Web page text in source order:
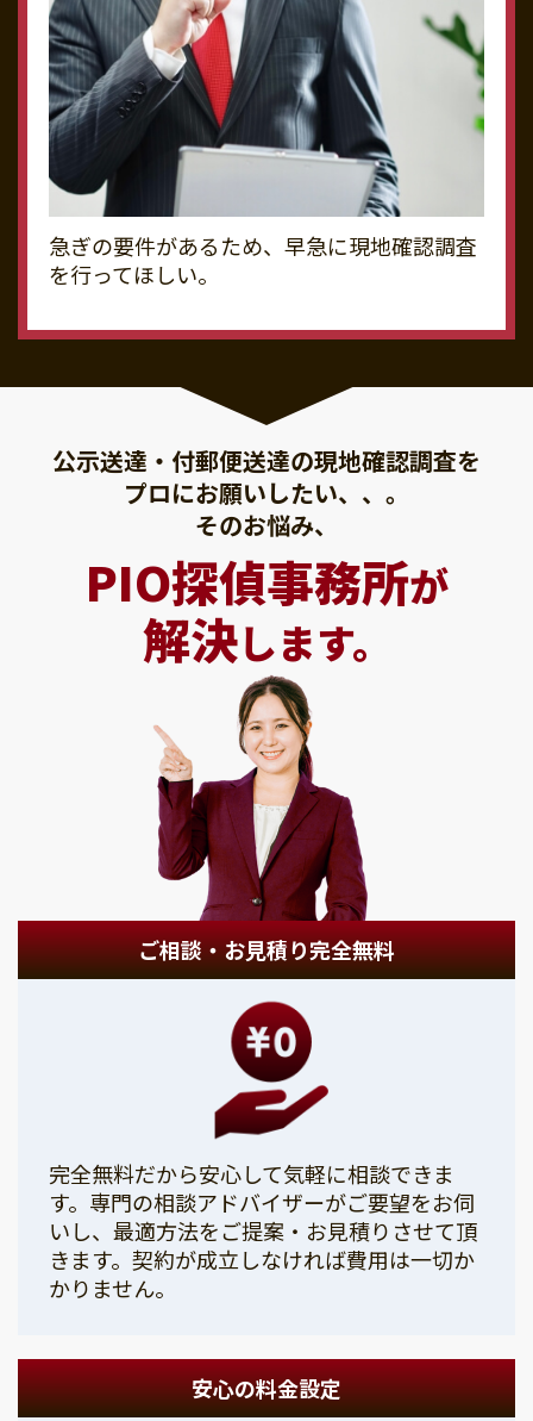
急ぎの要件があるため、早急に現地確認調査
を行ってほしい。
公示送達・付郵便送達の現地確認調査を
プロにお願いしたい、、。
そのお悩み、
PIO探偵事務所が
解決します。
ご相談・お見積り完全無料
完全無料だから安心して気軽に相談できま
す。専門の相談アドバイザーがご要望をお伺
いし、最適方法をご提案・お見積りさせて頂
きます。契約が成立しなければ費用は一切か
かりません。
安心の料金設定